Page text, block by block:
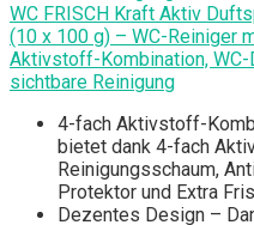
WC FRISCH Kraft Aktiv
(10 x 100 g) – WC-Reiniger
Aktivstoff-Kombination,
sichtbare Reinigung
4-fach Aktivstoff-
bietet dank 4-fach
Reinigungsschaum,
Protektor und Extra
Dezentes Design –